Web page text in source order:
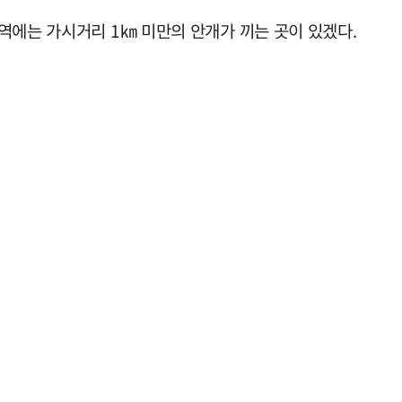
는 가시거리 1㎞ 미만의 안개가 끼는 곳이 있겠다.